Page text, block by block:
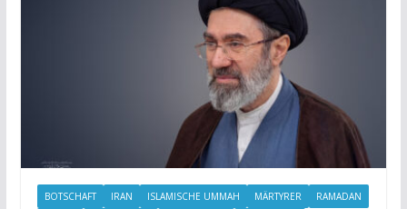
BOTSCHAFT IRAN ISLAMISCHE UMMAH MÄRTYRER
RAMADAN